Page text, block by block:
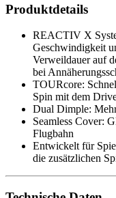
Produktdetails
REACTIV X
Geschwindigkeit
Verweildauer auf
bei
TOURcore:
Spin mit dem
Dual Dimple:
Seamless Cover:
Flugbahn
Entwickelt für
die zusätzlichen